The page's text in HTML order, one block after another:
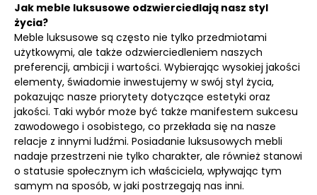
Jak meble luksusowe odzwierciedlają nasz styl
życia?
Meble luksusowe są często nie tylko przedmiotami
użytkowymi, ale także odzwierciedleniem naszych
preferencji, ambicji i wartości. Wybierając wysokiej jakości
elementy, świadomie inwestujemy w swój styl życia,
pokazując nasze priorytety dotyczące estetyki oraz
jakości. Taki wybór może być także manifestem sukcesu
zawodowego i osobistego, co przekłada się na nasze
relacje z innymi ludźmi. Posiadanie luksusowych mebli
nadaje przestrzeni nie tylko charakter, ale również stanowi
o statusie społecznym ich właściciela, wpływając tym
samym na sposób, w jaki postrzegają nas inni.